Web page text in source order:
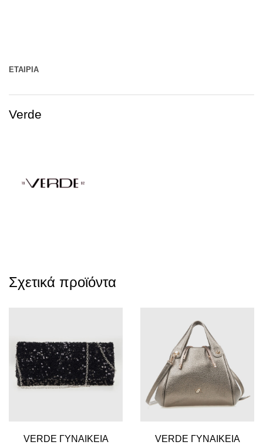
ΕΤΑΙΡΊΑ
Verde
Σχετικά προϊόντα
VERDE ΓΥΝΑΙΚΕΙΑ
VERDE ΓΥΝΑΙΚΕΙΑ